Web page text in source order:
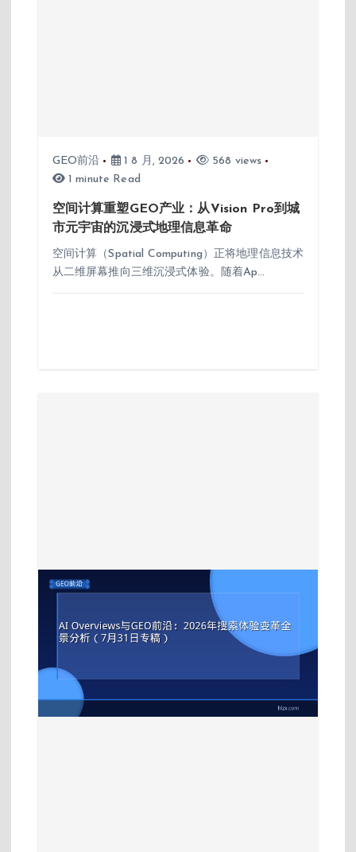
GEO前沿 1 8 月, 2026
568 views
1 minute Read
空间计算重塑GEO产业：从Vision Pro到城
市元宇宙的沉浸式地理信息革命
空间计算（Spatial Computing）正将地理信息技术
从二维屏幕推向三维沉浸式体验。随着Ap…